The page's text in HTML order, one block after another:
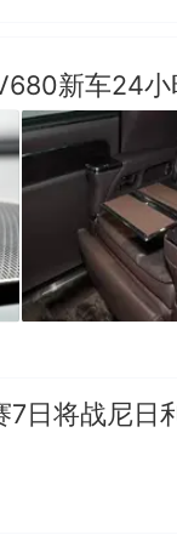
新车24
日将战尼日